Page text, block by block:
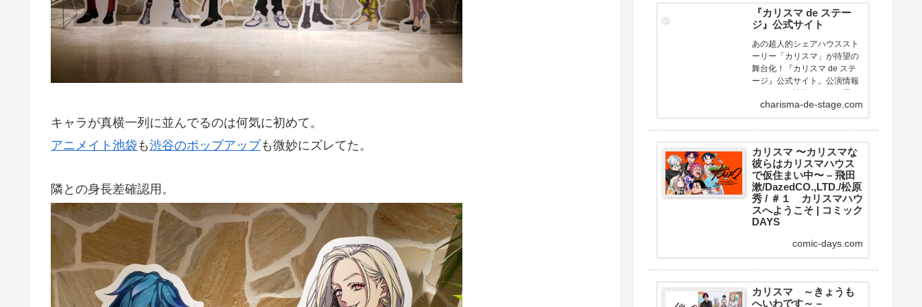
キャラが真横一列に並んでるのは何気に初めて。
アニメイト池袋 も渋谷のポップアップも微妙にズレてた。
隣との身長差確認用。
『カリスマ de ステー
ジ』公式サイト
あの超人的シェアハウススト
ーリー「カリスマ」が待望の
舞台化！『カリスマ de ステ
ージ』公式サイト。公演情報
します。
charisma-de-stage.com
カリスマ 〜カリスマな
彼らはカリスマハウス
で仮住まい中〜 – 飛田
漱/DazedCO.,LTD./松原
秀 / ＃１ カリスマハウ
スへようこそ | コミック
DAYS
大人気二次元キャラクターコ
ハウス。今日もカリスマな彼
らは己の中のカリスマ性を
comic-days.com
カリスマ ～きょうも
へいわです～ –